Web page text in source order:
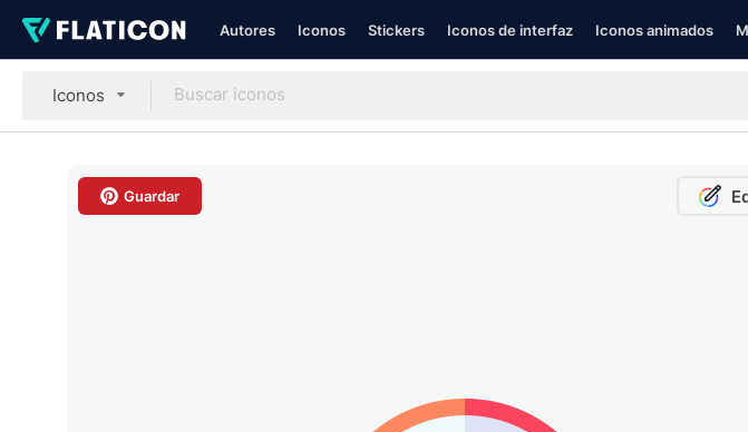
Autores Iconos Stickers Iconos de interfaz Iconos animados
Iconos
Guardar